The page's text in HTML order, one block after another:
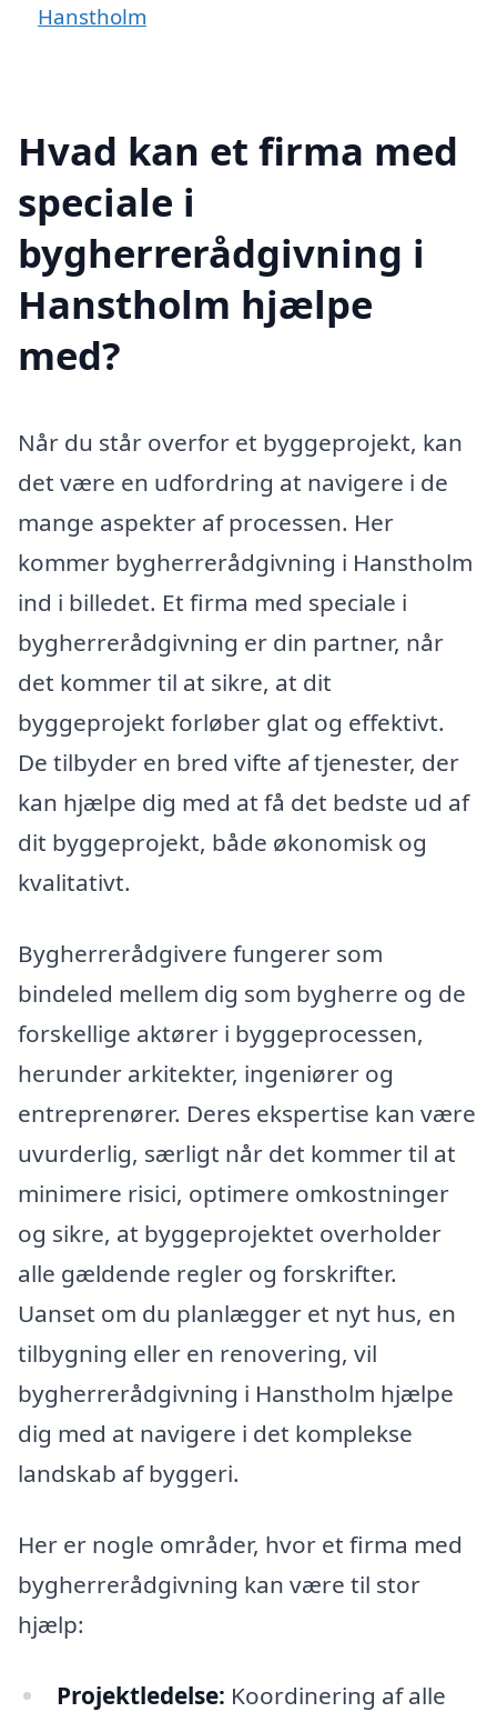
Hanstholm
Hvad kan et firma med
speciale i
bygherrerådgivning i
Hanstholm hjælpe
med?
Når du står overfor et byggeprojekt, kan
det være en udfordring at navigere i de
mange aspekter af processen. Her
kommer bygherrerådgivning i Hanstholm
ind i billedet. Et firma med speciale i
bygherrerådgivning er din partner, når
det kommer til at sikre, at dit
byggeprojekt forløber glat og effektivt.
De tilbyder en bred vifte af tjenester, der
kan hjælpe dig med at få det bedste ud af
dit byggeprojekt, både økonomisk og
kvalitativt.
Bygherrerådgivere fungerer som
bindeled mellem dig som bygherre og de
forskellige aktører i byggeprocessen,
herunder arkitekter, ingeniører og
entreprenører. Deres ekspertise kan være
uvurderlig, særligt når det kommer til at
minimere risici, optimere omkostninger
og sikre, at byggeprojektet overholder
alle gældende regler og forskrifter.
Uanset om du planlægger et nyt hus, en
tilbygning eller en renovering, vil
bygherrerådgivning i Hanstholm hjælpe
dig med at navigere i det komplekse
landskab af byggeri.
Her er nogle områder, hvor et firma med
bygherrerådgivning kan være til stor
hjælp:
Projektledelse: Koordinering af alle